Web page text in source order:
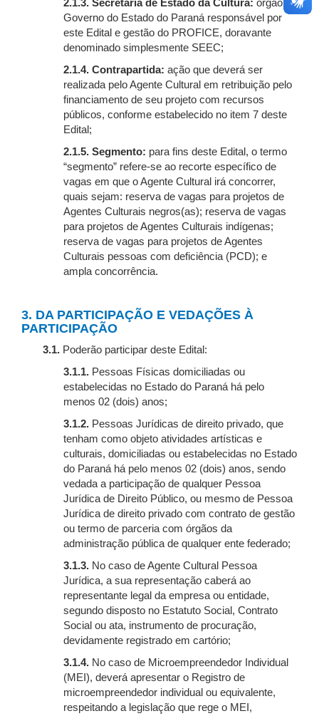
2.1.3. Secretaria de Estado da Cultura: órgão do
Governo do Estado do Paraná responsável por
este Edital e gestão do PROFICE, doravante
denominado simplesmente SEEC;
2.1.4. Contrapartida: ação que deverá ser
realizada pelo Agente Cultural em retribuição pelo
financiamento de seu projeto com recursos
públicos, conforme estabelecido no item 7 deste
Edital;
2.1.5. Segmento: para fins deste Edital, o termo
“segmento” refere-se ao recorte específico de
vagas em que o Agente Cultural irá concorrer,
quais sejam: reserva de vagas para projetos de
Agentes Culturais negros(as); reserva de vagas
para projetos de Agentes Culturais indígenas;
reserva de vagas para projetos de Agentes
Culturais pessoas com deficiência (PCD); e
ampla concorrência.
3. DA PARTICIPAÇÃO E VEDAÇÕES À
PARTICIPAÇÃO
3.1. Poderão participar deste Edital:
3.1.1. Pessoas Físicas domiciliadas ou
estabelecidas no Estado do Paraná há pelo
menos 02 (dois) anos;
3.1.2. Pessoas Jurídicas de direito privado, que
tenham como objeto atividades artísticas e
culturais, domiciliadas ou estabelecidas no Estado
do Paraná há pelo menos 02 (dois) anos, sendo
vedada a participação de qualquer Pessoa
Jurídica de Direito Público, ou mesmo de Pessoa
Jurídica de direito privado com contrato de gestão
ou termo de parceria com órgãos da
administração pública de qualquer ente federado;
3.1.3. No caso de Agente Cultural Pessoa
Jurídica, a sua representação caberá ao
representante legal da empresa ou entidade,
segundo disposto no Estatuto Social, Contrato
Social ou ata, instrumento de procuração,
devidamente registrado em cartório;
3.1.4. No caso de Microempreendedor Individual
(MEI), deverá apresentar o Registro de
microempreendedor individual ou equivalente,
respeitando a legislação que rege o MEI,